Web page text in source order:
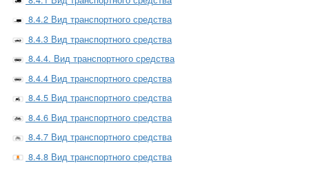
8.4.2 Вид транспортного средства
8.4.3 Вид транспортного средства
8.4.4. Вид транспортного средства
8.4.4 Вид транспортного средства
8.4.5 Вид транспортного средства
8.4.6 Вид транспортного средства
8.4.7 Вид транспортного средства
8.4.8 Вид транспортного средства